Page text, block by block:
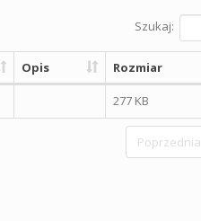
Szukaj:
Opis Rozmiar
277 KB
Poprzednia